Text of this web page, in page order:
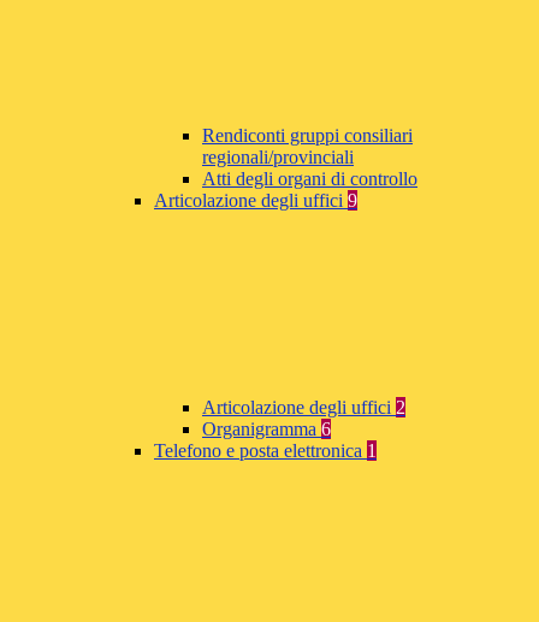
Rendiconti gruppi consiliari
regionali/provinciali
Atti degli organi di controllo
Articolazione degli uffici 9
Articolazione degli uffici 2
Organigramma 6
Telefono e posta elettronica 1